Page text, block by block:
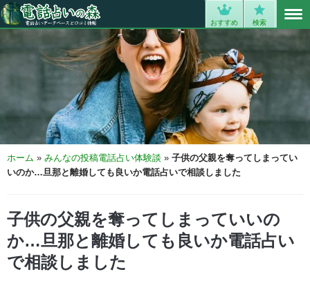
おすすめ 検索
ホーム » みんなの投稿電話占い体験談 » 子供の父親を奪ってしまってい
いのか…旦那と離婚しても良いか電話占いで相談しました
子供の父親を奪ってしまっていいの
か…旦那と離婚しても良いか電話占い
で相談しました